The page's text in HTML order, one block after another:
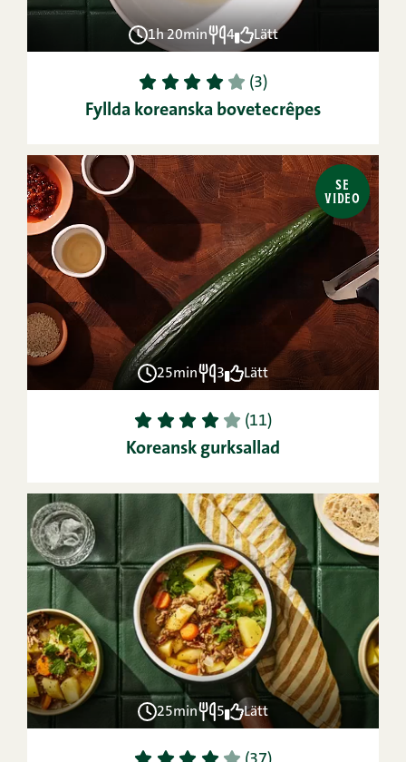
1h 20min 4 Lätt
1 2 3 4 5 (3)
Fyllda koreanska bovetecrêpes
SE
VIDEO
25min 3 Lätt
1 2 3 4 5 (11)
Koreansk gurksallad
25min 5 Lätt